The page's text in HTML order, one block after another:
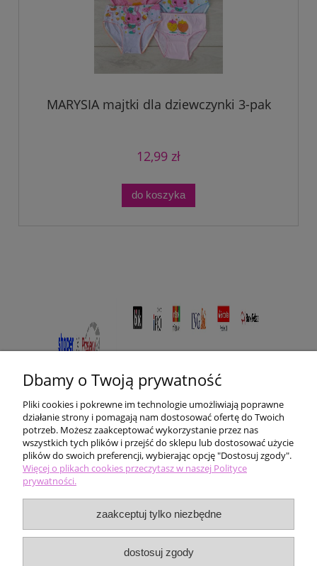
MARYSIA majtki dla dziewczynki 3-pak
12,99 zł
do koszyka
Pomoc
Moje konto
Płatności i dostawa
Dbamy o Twoją prywatność
Pliki cookies i pokrewne im technologie umożliwiają poprawne
działanie strony i pomagają nam dostosować ofertę do Twoich
potrzeb. Możesz zaakceptować wykorzystanie przez nas
wszystkich tych plików i przejść do sklepu lub dostosować użycie
plików do swoich preferencji, wybierając opcję "Dostosuj zgody".
Więcej o plikach cookies przeczytasz w naszej Polityce
prywatności.
zaakceptuj tylko niezbędne
dostosuj zgody